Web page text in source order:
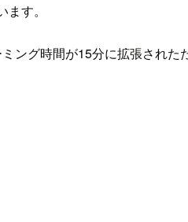
す。
グ時間が15分に拡張された